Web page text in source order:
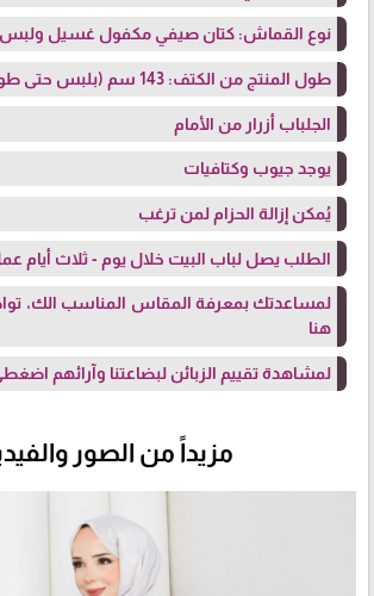
نوع القماش: كتان صيفي مكفول غسيل ولبس
طول المنتج من الكتف: 143 سم (بلبس حتى طول 170)
الجلباب أزرار من الأمام
يوجد جيوب وكتافيات
يُمكن إزالة الحزام لمن ترغب
الطلب يصل لباب البيت خلال يوم - ثلاث أيام
لمساعدتك بمعرفة المقاس المناسب الك،
هنا
لمشاهدة تقييم الزبائن لبضاعتنا وآرائهم
مزيداً من الصور